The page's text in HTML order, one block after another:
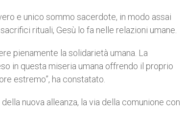
e unico sommo sacerdote, in modo assai
rituali, Gesù lo fa nelle relazioni umane.
pienamente la solidarietà umana. La
in questa miseria umana offrendo il proprio
estremo”, ha constatato.
nuova alleanza, la via della comunione con